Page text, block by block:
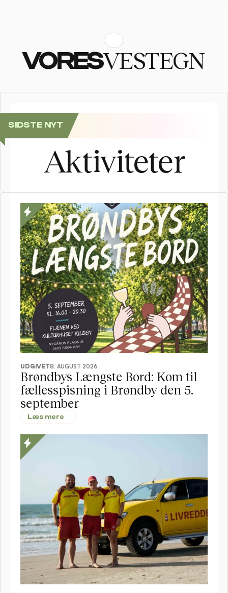
VORESVESTEGN
SIDSTE NYT
Brøndbys Længste Bord: Kom til fællesspisning i
Aktiviteter
UDGIVET8. AUGUST 2026
Brøndbys Længste Bord: Kom til
fællesspisning i Brøndby den 5.
september
Læs mere